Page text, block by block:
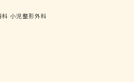
科 小児整形外科